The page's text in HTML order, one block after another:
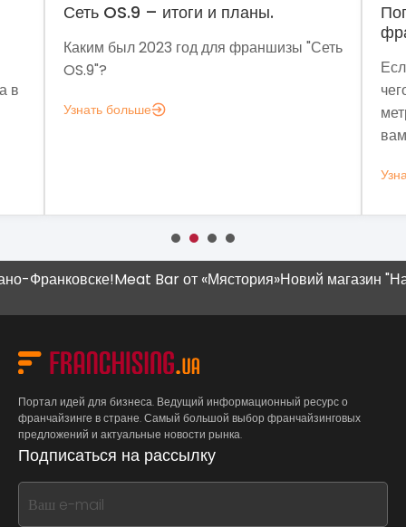
и планы.
для франшизы "Сеть
Поговорим о динамике
Если задумались над
чего мне аналитика?», вот
метрик, которые помогут
Meat Bar от «Мястория»Новий магазин "Наш
Портал идей для бизнеса. Ведущий информационный ресурс о
франчайзинге в стране. Самый большой выбор франчайзинговых
предложений и актуальные новости рынка.
Подписаться на рассылку
If
you